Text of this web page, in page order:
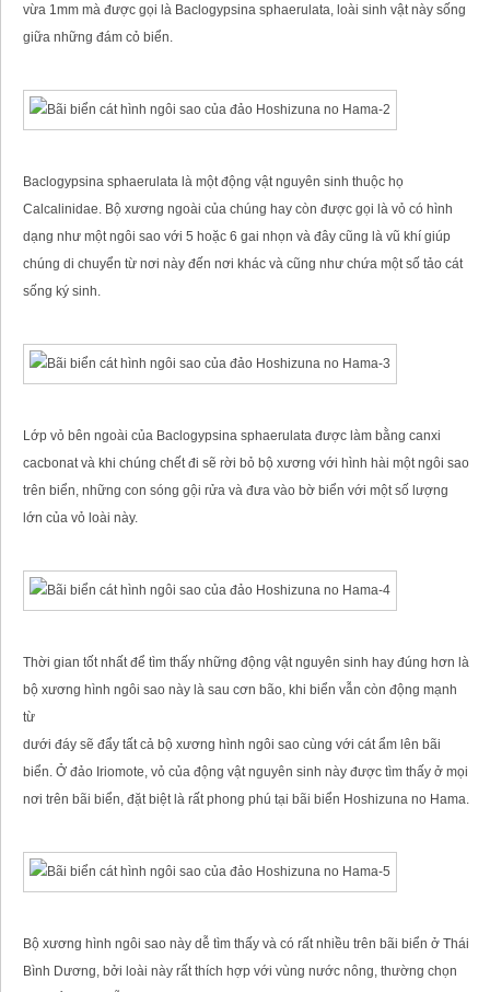
vừa 1mm mà được gọi là Baclogypsina sphaerulata, loài sinh vật này sống
giữa những đám cỏ biển.
Baclogypsina sphaerulata là một động vật nguyên sinh thuộc họ
Calcalinidae. Bộ xương ngoài của chúng hay còn được gọi là vỏ có hình
dạng như một ngôi sao với 5 hoặc 6 gai nhọn và đây cũng là vũ khí giúp
chúng di chuyển từ nơi này đến nơi khác và cũng như chứa một số tảo cát
sống ký sinh.
Lớp vỏ bên ngoài của Baclogypsina sphaerulata được làm bằng canxi
cacbonat và khi chúng chết đi sẽ rời bỏ bộ xương với hình hài một ngôi sao
trên biển, những con sóng gội rửa và đưa vào bờ biển với một số lượng
lớn của vỏ loài này.
Thời gian tốt nhất để tìm thấy những động vật nguyên sinh hay đúng hơn là
bộ xương hình ngôi sao này là sau cơn bão, khi biển vẫn còn động mạnh
từ
dưới đáy sẽ đẩy tất cả bộ xương hình ngôi sao cùng với cát ẩm lên bãi
biển. Ở đảo Iriomote, vỏ của động vật nguyên sinh này được tìm thấy ở mọi
nơi trên bãi biển, đặt biệt là rất phong phú tại bãi biển Hoshizuna no Hama.
Bộ xương hình ngôi sao này dễ tìm thấy và có rất nhiều trên bãi biển ở Thái
Bình Dương, bởi loài này rất thích hợp với vùng nước nông, thường chọn